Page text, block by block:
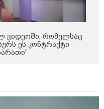
ვიდეოში, რომელსაც
ეს კონტრაქტი